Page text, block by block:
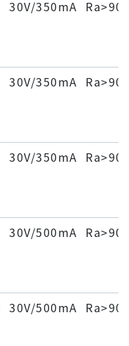
30V/350mA Ra>90
30V/350mA Ra>90
30V/350mA Ra>90
30V/500mA Ra>90
30V/500mA Ra>90